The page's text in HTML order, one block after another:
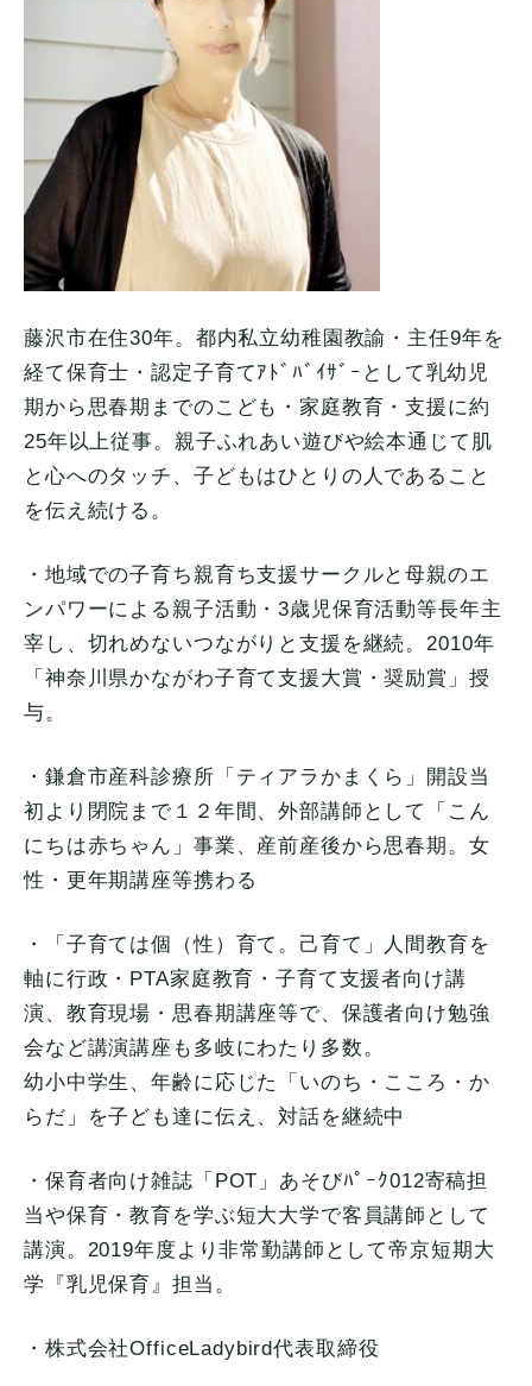
藤沢市在住30年。都内私立幼稚園教諭・主任9年を
経て保育士・認定子育てｱﾄﾞﾊﾞｲｻﾞｰとして乳幼児
期から思春期までのこ ども・家庭教育・支援に約
25年以上従事。 親子ふれあい遊びや絵本通じて肌
と心へのタッチ、 子どもはひとりの人であること
を伝え続ける。
・ 地域での子育ち親育ち支援サークルと母親のエ
ンパワーによる親子活動・3歳児保育活動等長年主
宰し、 切れめないつながりと支援を継続。2010年
「 神奈川県かながわ子育て支援大賞・奨励賞」授
与。
・鎌倉市産科診療所「ティアラかまくら」 開設当
初より閉院まで１２年間、外部講師として「 こん
にちは赤ちゃん」事業、産前産後から思春期。女
性・ 更年期講座等携わる
・「子育ては個（性）育て。己育て」人間教育を
軸に行政・ PTA家庭教育・子育て支援者向け講
演、教育現場・ 思春期講座等で、 保護者向け勉強
会など講演講座も多岐にわたり多数。
幼小中学生、年齢に応じた「いのち・こころ・か
らだ」
を子ども達に伝え、対話を継続中
・保育者向け雑誌「POT」 あそびﾊﾟｰｸ012寄稿担
当や保育・教育を学ぶ短大大学で客員講師として
講演。 2019年度より非常勤講師として帝京短期大
学『乳児保育』 担当。
・株式会社OfficeLadybird代表取締役